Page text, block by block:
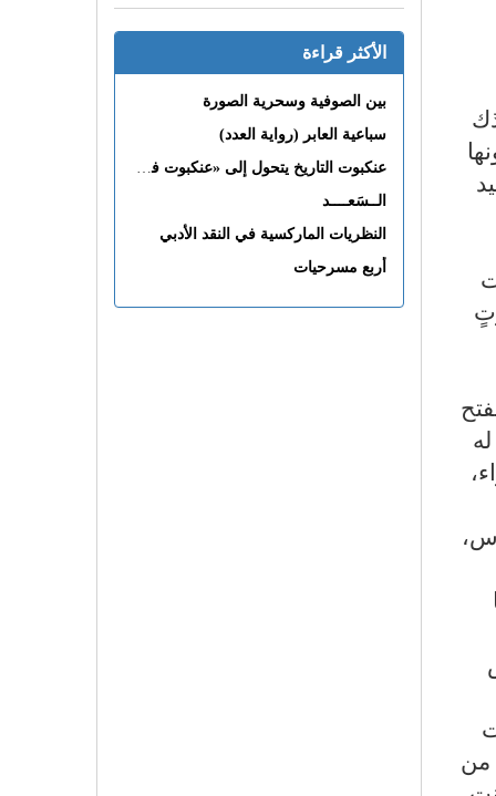
من
الأكثر قراءة
بين الصوفية وسحرية الصورة
سباعية العابر (رواية العدد)
عنكبوت التاريخ يتحول إلى «عنكبوت فى القلب»
الــسَعــــد
النظريات الماركسية في النقد الأدبي
أربع مسرحيات